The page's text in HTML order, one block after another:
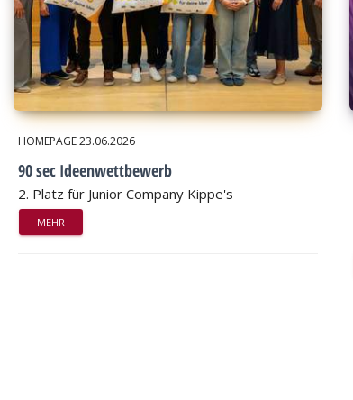
HOMEPAGE23.06.2026
90 sec Ideenwettbewerb
2. Platz für Junior Company Kippe's
MEHR